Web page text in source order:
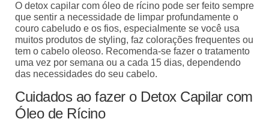
O detox capilar com óleo de rícino pode ser feito sempre
que sentir a necessidade de limpar profundamente o
couro cabeludo e os fios, especialmente se você usa
muitos produtos de styling, faz colorações frequentes ou
tem o cabelo oleoso. Recomenda-se fazer o tratamento
uma vez por semana ou a cada 15 dias, dependendo
das necessidades do seu cabelo.
Cuidados ao fazer o Detox Capilar com
Óleo de Rícino